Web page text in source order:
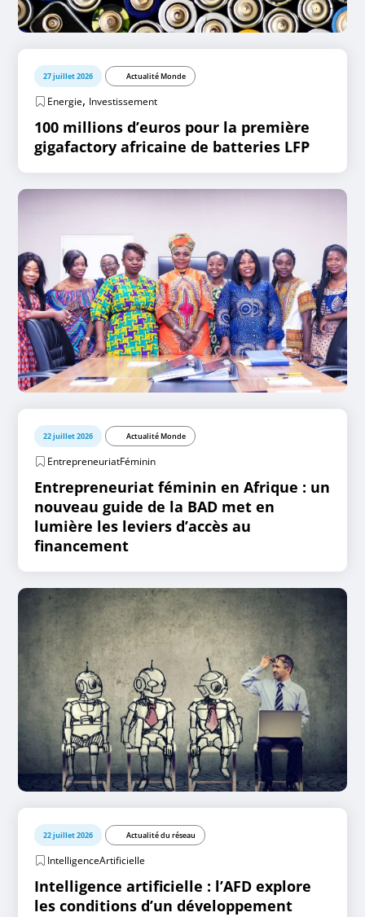
27 juillet 2026 Actualité Monde
Energie, Investissement
100 millions d’euros pour la première
gigafactory africaine de batteries LFP
22 juillet 2026 Actualité Monde
EntrepreneuriatFéminin
Entrepreneuriat féminin en Afrique : un
nouveau guide de la BAD met en
lumière les leviers d’accès au
financement
22 juillet 2026 Actualité du réseau
IntelligenceArtificielle
Intelligence artificielle : l’AFD explore
les conditions d’un développement